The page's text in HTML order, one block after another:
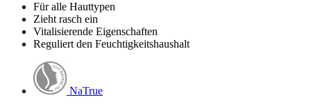
Für alle Hauttypen
Zieht rasch ein
Vitalisierende Eigenschaften
Reguliert den Feuchtigkeitshaushalt
NaTrue